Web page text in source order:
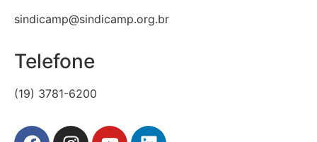
sindicamp@sindicamp.org.br
Telefone
(19) 3781-6200